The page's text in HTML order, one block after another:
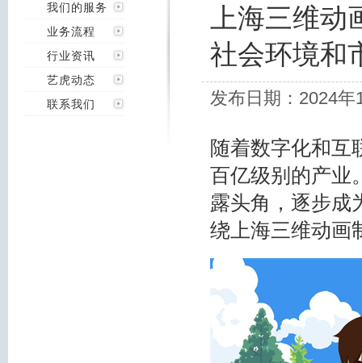
我们的服务
业务流程
行业资讯
艺虎动态
联系我们
上海三维
社会环境和
发布日期：2024
随着数字化和互
百亿级别的产业
露头角，逐步成
绕上海三维动画